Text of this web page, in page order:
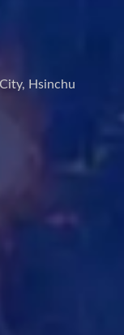
Hsinchu